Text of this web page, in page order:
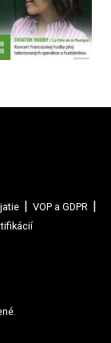
VOP a GDPR